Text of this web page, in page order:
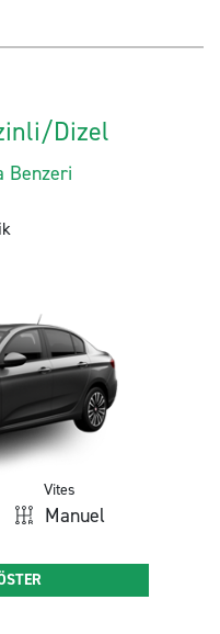
Dizel
Benzeri
Vites
Manuel